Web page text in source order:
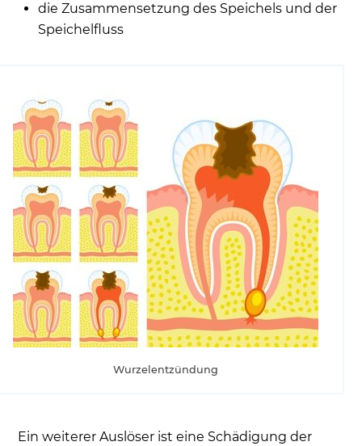
die Zusammensetzung des Speichels und der
Speichelfluss
Wurzelentzündung
Ein weiterer Auslöser ist eine Schädigung der